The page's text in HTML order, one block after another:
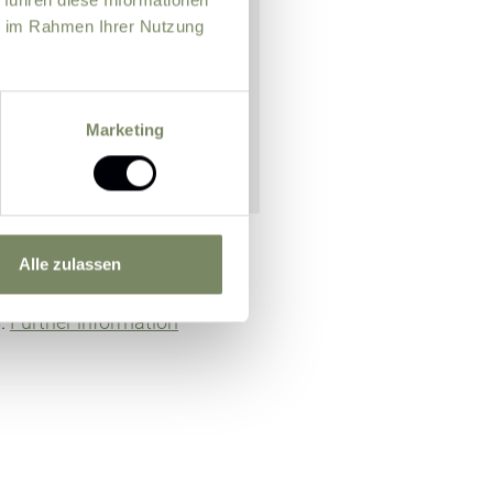
Rahmen Ihrer Nutzung
Marketing
Alle zulassen
officer for the purpose of
Further information